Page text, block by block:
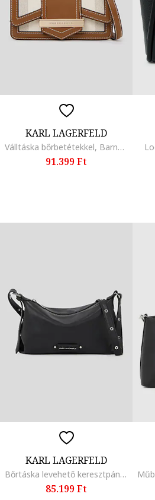
KARL LAGERFELD
Válltáska bőrbetétekkel, Barna/Bézs
91.399 Ft
KARL LAGERFELD
Bőrtáska levehető keresztpánttal, Fekete
85.199 Ft